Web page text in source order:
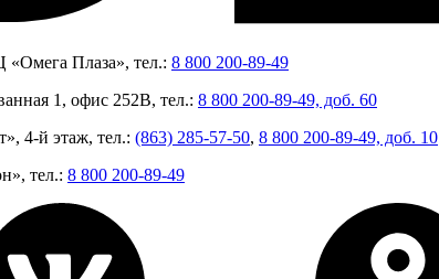
«Омега Плаза», тел.: 8 800 200-89-49
1, офис 252В, тел.: 8 800 200-89-49, доб. 60
4-й этаж, тел.: (863) 285-57-50, 8 800 200-89-49, доб. 10
тел.: 8 800 200-89-49